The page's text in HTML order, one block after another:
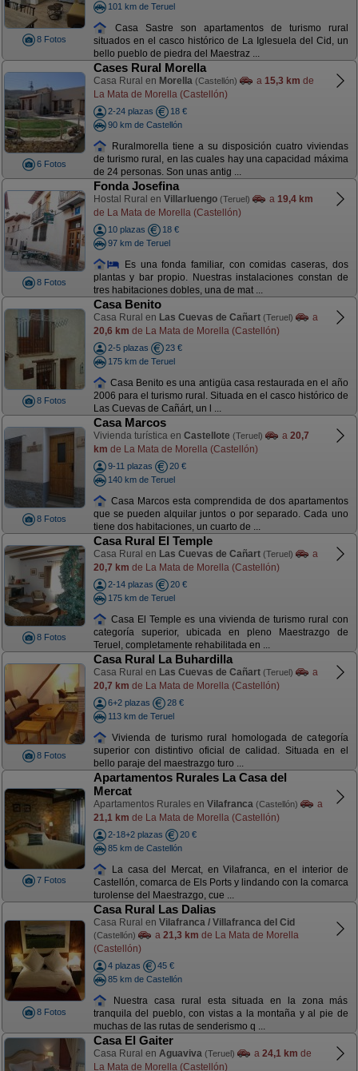
8 Fotos
101 km de Teruel
Casa Sastre son apartamentos de turismo rural
situados en el casco histórico de La Iglesuela del Cid, un
bello pueblo de piedra del Maestraz ...
6 Fotos
Cases Rural Morella
Casa Rural en Morella (Castellón) a 15,3 km de
La Mata de Morella (Castellón)
2-24 plazas
18 €
90 km de Castellón
Ruralmorella tiene a su disposición cuatro viviendas
de turismo rural, en las cuales hay una capacidad máxima
de 24 personas. Son unas antig ...
8 Fotos
Fonda Josefina
Hostal Rural en Villarluengo (Teruel) a 19,4 km
de La Mata de Morella (Castellón)
10 plazas
18 €
97 km de Teruel
Es una fonda familiar, con comidas caseras, dos
plantas y bar propio. Nuestras instalaciones constan de
tres habitaciones dobles, una de mat ...
8 Fotos
Casa Benito
Casa Rural en Las Cuevas de Cañart (Teruel)
a
20,6 km de La Mata de Morella (Castellón)
2-5 plazas
23 €
175 km de Teruel
Casa Benito es una antigüa casa restaurada en el año
2006 para el turismo rural. Situada en el casco histórico de
Las Cuevas de Cañárt, un l ...
8 Fotos
Casa Marcos
Vivienda turística en Castellote (Teruel) a 20,7
km de La Mata de Morella (Castellón)
9-11 plazas
20 €
140 km de Teruel
Casa Marcos esta comprendida de dos apartamentos
que se pueden alquilar juntos o por separado. Cada uno
tiene dos habitaciones, un cuarto de ...
8 Fotos
Casa Rural El Temple
Casa Rural en Las Cuevas de Cañart (Teruel)
a
20,7 km de La Mata de Morella (Castellón)
2-14 plazas
20 €
175 km de Teruel
Casa El Temple es una vivienda de turismo rural con
categoría superior, ubicada en pleno Maestrazgo de
Teruel, completamente rehabilitada en ...
8 Fotos
Casa Rural La Buhardilla
Casa Rural en Las Cuevas de Cañart (Teruel)
a
20,7 km de La Mata de Morella (Castellón)
6+2 plazas
28 €
113 km de Teruel
Vivienda de turismo rural homologada de categoría
superior con distintivo oficial de calidad. Situada en el
bello paraje del maestrazgo turo ...
7 Fotos
Apartamentos Rurales La Casa del
Mercat
Apartamentos Rurales en Vilafranca (Castellón)
a
21,1 km de La Mata de Morella (Castellón)
2-18+2 plazas
20 €
85 km de Castellón
La casa del Mercat, en Vilafranca, en el interior de
Castellón, comarca de Els Ports y lindando con la comarca
turolense del Maestrazgo, cue ...
8 Fotos
Casa Rural Las Dalias
Casa Rural en Vilafranca / Villafranca del Cid
(Castellón) a 21,3 km de La Mata de Morella
(Castellón)
4 plazas
45 €
85 km de Castellón
Nuestra casa rural esta situada en la zona más
tranquila del pueblo, con vistas a la montaña y al pie de
muchas de las rutas de senderismo q ...
Casa El Gaiter
Casa Rural en Aguaviva (Teruel) a 24,1 km de
La Mata de Morella (Castellón)